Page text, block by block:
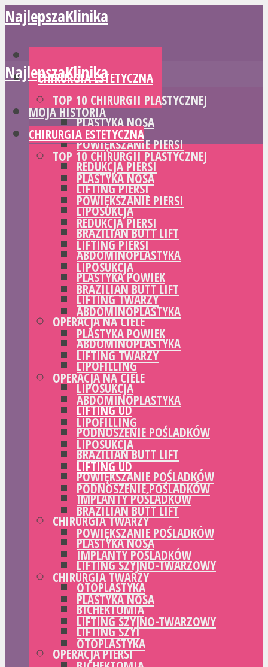
NajlepszaKlinika
CHIRURGIA ESTETYCZNA
TOP 10 CHIRURGII PLASTYCZNEJ
PLASTYKA NOSA
POWIĘKSZANIE PIERSI
REDUKCJA PIERSI
LIFTING PIERSI
LIPOSUKCJA
BRAZILIAN BUTT LIFT
ABDOMINOPLASTYKA
PLASTYKA POWIEK
LIFTING TWARZY
OPERACJA NA CIELE
ABDOMINOPLASTYKA
LIPOFILLING
LIPOSUKCJA
LIFTING UD
PODNOSZENIE POŚLADKÓW
BRAZILIAN BUTT LIFT
POWIĘKSZANIE POŚLADKÓW
IMPLANTY POŚLADKÓW
CHIRURGIA TWARZY
PLASTYKA NOSA
LIFTING SZYJNO-TWARZOWY
OTOPLASTYKA
BICHEKTOMIA
LIFTING SZYI
OPERACJA PIERSI
NajlepszaKlinika
MOJA HISTORIA
CHIRURGIA ESTETYCZNA
TOP 10 CHIRURGII PLASTYCZNEJ
PLASTYKA NOSA
POWIĘKSZANIE PIERSI
REDUKCJA PIERSI
LIFTING PIERSI
LIPOSUKCJA
BRAZILIAN BUTT LIFT
ABDOMINOPLASTYKA
PLASTYKA POWIEK
LIFTING TWARZY
OPERACJA NA CIELE
ABDOMINOPLASTYKA
LIPOFILLING
LIPOSUKCJA
LIFTING UD
PODNOSZENIE POŚLADKÓW
BRAZILIAN BUTT LIFT
POWIĘKSZANIE POŚLADKÓW
IMPLANTY POŚLADKÓW
CHIRURGIA TWARZY
PLASTYKA NOSA
LIFTING SZYJNO-TWARZOWY
OTOPLASTYKA